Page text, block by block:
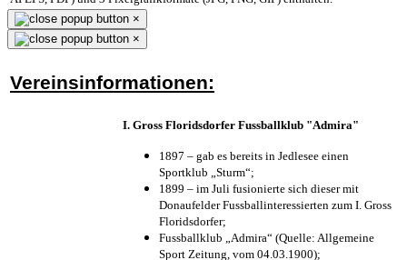
×
×
Vereinsinformationen:
I. Gross Floridsdorfer Fussballklub "Admira"
1897 – gab es bereits in Jedlesee einen
Sportklub „Sturm“;
1899 – im Juli fusionierte sich dieser mit
Donaufelder Fussballinteressierten zum I. Gross
Floridsdorfer;
Fussballklub „Admira“ (Quelle: Allgemeine
Sport Zeitung, vom 04.03.1900);